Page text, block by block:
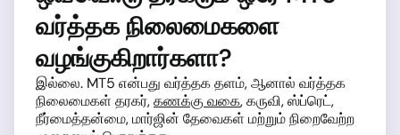
வர்த்தக நிலைமைகளை
வழங்குகிறார்களா?
இல்லை. MT5 என்பது வர்த்தக தளம், ஆனால் வர்த்தக
நிலைமைகள் தரகர்,கணக்கு வகை, கருவி, ஸ்ப்ரெட்,
நீர்மைத்தன்மை, மார்ஜின் தேவைகள் மற்றும் நிறைவேற்ற